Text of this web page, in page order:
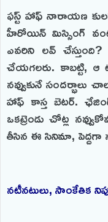
ఫస్ట్ హాఫ్ నారాయణ
హీరోయిన్ మిస్సింగ్
ఎవరిని లవ్
చేయగలరు. కాబట్టి, ఆ
నవ్వుకునే సందర్భాలు
హాఫ్ కాస్త బెటర్.
ఒకట్రెండు చోట్ల
తీసిన ఈ సినిమా,
నటీనటులు, సాంకేతిక